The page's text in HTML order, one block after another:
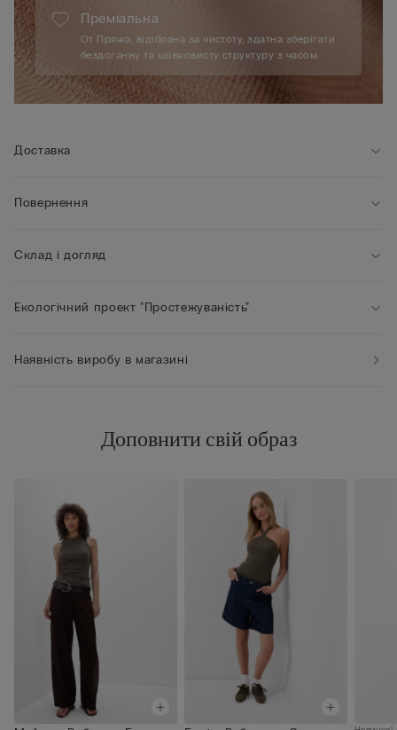
Преміальна
От Пряжа, відібрана за чистоту, здатна зберігати
бездоганну та шовковисту структуру з часом.
Доставка
Повернення
Склад і догляд
Екологічний проект "Простежуваність"
Наявність виробу в магазині
Доповнити свій образ